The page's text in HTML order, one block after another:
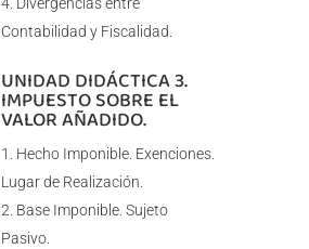
Divergencias entre
Contabilidad y Fiscalidad.
UNIDAD DIDÁCTICA 3.
IMPUESTO SOBRE EL
VALOR AÑADIDO.
Hecho Imponible. Exenciones.
Lugar de Realización.
Base Imponible. Sujeto
Pasivo.